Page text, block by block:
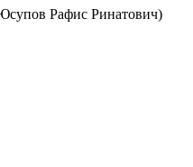
Рафис Ринатович)